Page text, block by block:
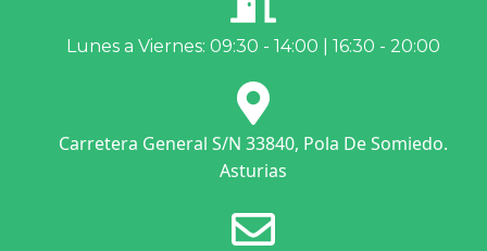
Lunes a Viernes: 09:30 - 14:00 | 16:30 - 20:00
Carretera General S/N 33840, Pola De Somiedo.
Asturias